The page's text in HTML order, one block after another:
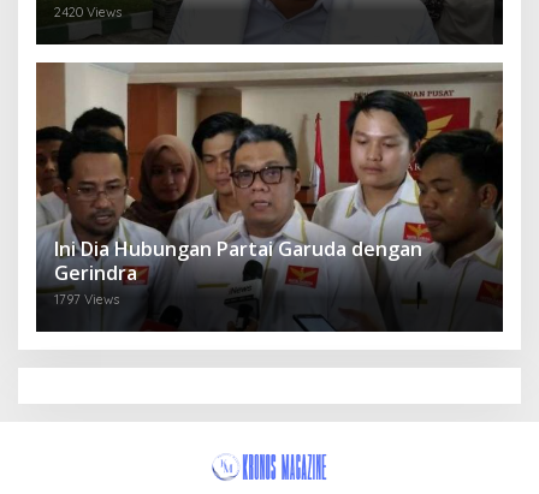
2420 Views
Ini Dia Hubungan Partai Garuda dengan
Gerindra
1797 Views